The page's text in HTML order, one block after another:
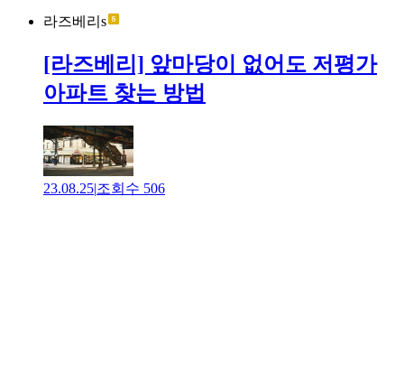
라즈베리s
[라즈베리] 앞마당이 없어도 저평가
아파트 찾는 방법
23.08.25|조회수 506